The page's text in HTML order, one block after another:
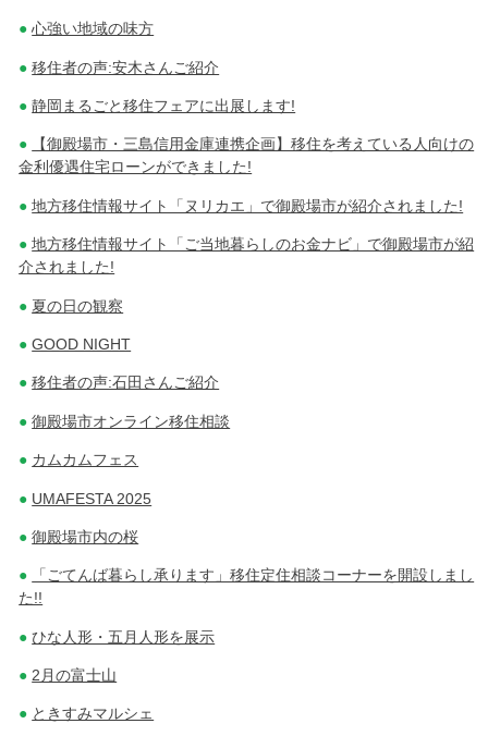
心強い地域の味方
移住者の声:安木さんご紹介
静岡まるごと移住フェアに出展します!
【御殿場市・三島信用金庫連携企画】移住を考えている人向けの
金利優遇住宅ローンができました!
地方移住情報サイト「ヌリカエ」で御殿場市が紹介されました!
地方移住情報サイト「ご当地暮らしのお金ナビ」で御殿場市が紹
介されました!
夏の日の観察
GOOD NIGHT
移住者の声:石田さんご紹介
御殿場市オンライン移住相談
カムカムフェス
UMAFESTA 2025
御殿場市内の桜
「ごてんば暮らし承ります」移住定住相談コーナーを開設しまし
た!!
ひな人形・五月人形を展示
2月の富士山
ときすみマルシェ